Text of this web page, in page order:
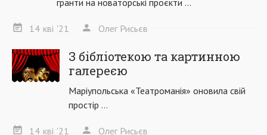
гранти на новаторські проєкти ...
14 кві '21 Олег Рисьєв
З бібліотекою та картинною
галереєю
Маріупольська «Театроманія» оновила свій
простір ...
14 кві '21 Олег Рисьєв